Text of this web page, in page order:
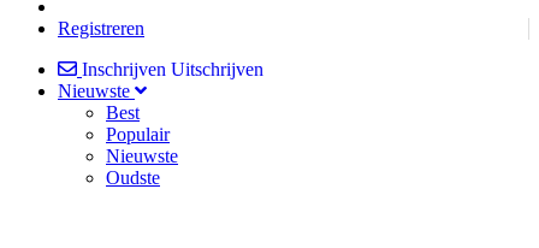
Registreren
Inschrijven Uitschrijven
Nieuwste
Best
Populair
Nieuwste
Oudste